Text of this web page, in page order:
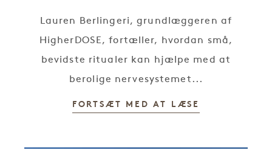
Lauren Berlingeri, grundlæggeren af
HigherDOSE, fortæller, hvordan små,
bevidste ritualer kan hjælpe med at
berolige nervesystemet...
FORTSÆT MED AT LÆSE